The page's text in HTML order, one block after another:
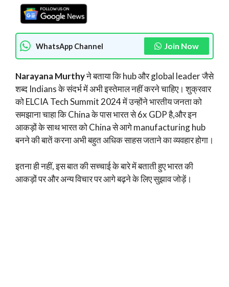
WhatsApp Channel Join Now
Narayana Murthyने बताया कि hub और global leader जैसे
शब्द Indians के संदर्भ में अभी इस्तेमाल नहीं करने चाहिए। शुक्रवार
को ELCIA Tech Summit 2024 में उन्होंने भारतीय जनता को
समझाना चाहा कि China के पास भारत से 6x GDP है,और इन
आकड़ों के साथ भारत को China से आगे manufacturing hub
बनने की बातें करना अभी बहुत अधिक साहस जताने का व्यवहार होगा।
इतना ही नहीं, इस बात की सच्चाई के बारे में बताती हुए भारत की
आकड़ों पर और अन्य विचार पर आगे बढ़ने के लिए सुझाव जोड़ें।